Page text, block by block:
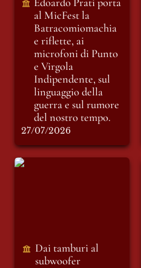
linguaggio della
guerra e sul rumore
del nostro tempo.
al MicFest la
Batracomiomachia
e riflette, ai
microfoni di Punto
e Virgola
Indipendente, sul
linguaggio della
guerra e sul rumore
del nostro tempo.
27/07/2026
Dai tamburi al
Dai tamburi al
subwoofer